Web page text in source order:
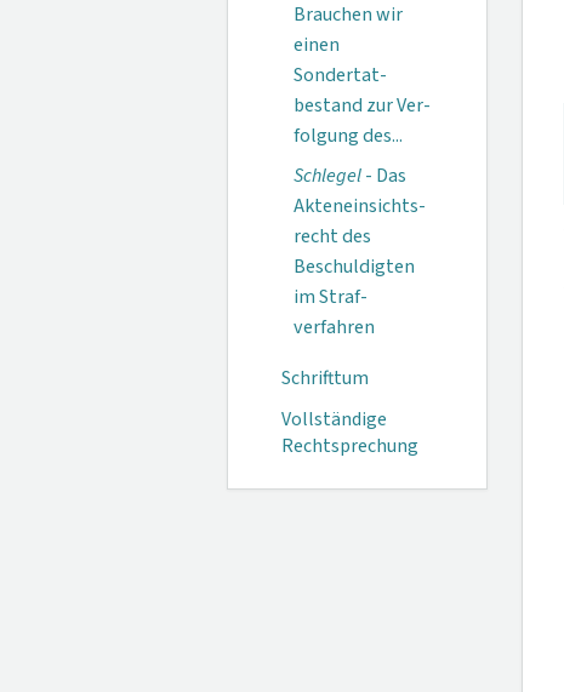
Brauchen wir
einen
Sondertat­
bestand zur Ver­
folgung des...
Schlegel- Das
Akteneinsichts­
recht des
Beschul­digten
im Straf­
verfahren
Schrifttum
Vollständige
Rechtsprechung